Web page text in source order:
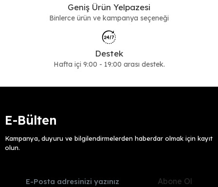
Geniş Ürün Yelpazesi
Binlerce ürün ve kampanya seçeneği
Destek
Hafta içi 9:00 - 19:00 arası destek.
E-Bülten
Kampanya, duyuru ve bilgilendirmelerden haberdar olmak için kayıt
olun.
Abone Ol